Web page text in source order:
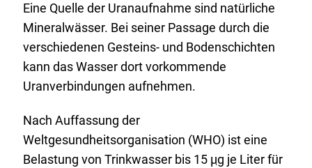
Eine Quelle der Uranaufnahme sind natürliche
Mineralwässer. Bei seiner Passage durch die
verschiedenen Gesteins- und Bodenschichten
kann das Wasser dort vorkommende
Uranverbindungen aufnehmen.
Nach Auffassung der
Weltgesundheitsorganisation (WHO) ist eine
Belastung von Trinkwasser bis 15 µg je Liter für